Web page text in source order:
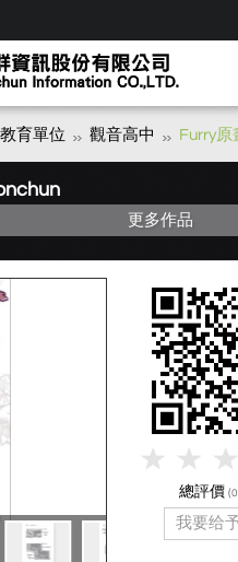
教育單位 觀音高中 Furry原
更多作品
總評價 (0
我要给